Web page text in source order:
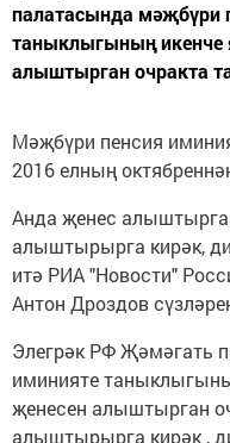
палатасында мәҗбүри
таныклыгының икенче
алыштырган очракта
Мәҗбүри пенсия
2016 елның
Анда җенес
алыштырырга кирәк,
итә РИА "Новости"
Антон Дроздов
Элегрәк РФ Җәмәгать
иминияте
җенесен алыштырган
алыштырырга кирәк ,